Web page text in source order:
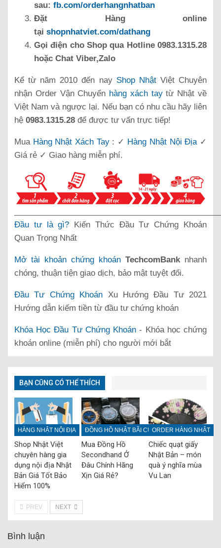
sau: fb.com/orderhangnhatban
Đặt Hàng online
tại shopnhatviet.com/dathang
Gọi điện cho Shop qua Hotline 0983.1315.28
hoặc Chat Viber,Zalo
Kể từ năm 2010 đến nay Shop NhậtViệt Chuyên
nhận Order Vận Chuyển hàng xách taytừ Nhật về
Việt Nam và ngược lại. Nếu bạn có nhu cầu hãy liên
hệ 0983.1315.28 để được tư vấn trực tiếp!
Mua Hàng Nhật Xách Tay: ✓ Hàng Nhật Nội Địa✓
Giá rẻ ✓ Giao hàng miễn phí.
Đầu tư là gì? Kiến Thức Đầu Tư Chứng Khoán
Quan Trọng Nhất
Mở tài khoản chứng khoán TechcomBank nhanh
chóng, thuận tiện giao dịch, bảo mật tuyệt đối.
Đầu Tư Chứng Khoán Xu Hướng Đầu Tư 2021
Hướng dẫn kiếm tiền từ đầu tư chứng khoán
Khóa Học Đầu Tư Chứng Khoán - Khóa học chứng
khoán online (miễn phí) cho người mới bắt
BẠN CŨNG CÓ THỂ THÍCH
HÀNG NHẬT NỘI ĐỊA
Shop Nhật Việt
chuyên hàng gia
dụng nội địa Nhật
Bản Giá Tốt Bảo
Hiểm 100%
ĐỒNG HỒ NHẬT BÃI CŨ
Mua Đồng Hồ
Secondhand Ở
Đâu Chính Hãng
Xịn Giá Rẻ?
ORDER HÀNG NHẬT
Chiếc quạt giấy
Nhật Bản – món
quà ý nghĩa mùa
Vu Lan
PREV NEXT
Bình luận